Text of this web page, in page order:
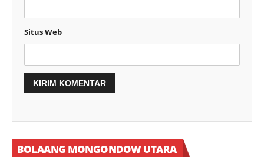
Situs Web
BOLAANG MONGONDOW UTARA